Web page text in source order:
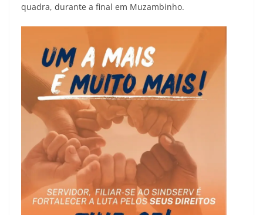
quadra, durante a final em Muzambinho.